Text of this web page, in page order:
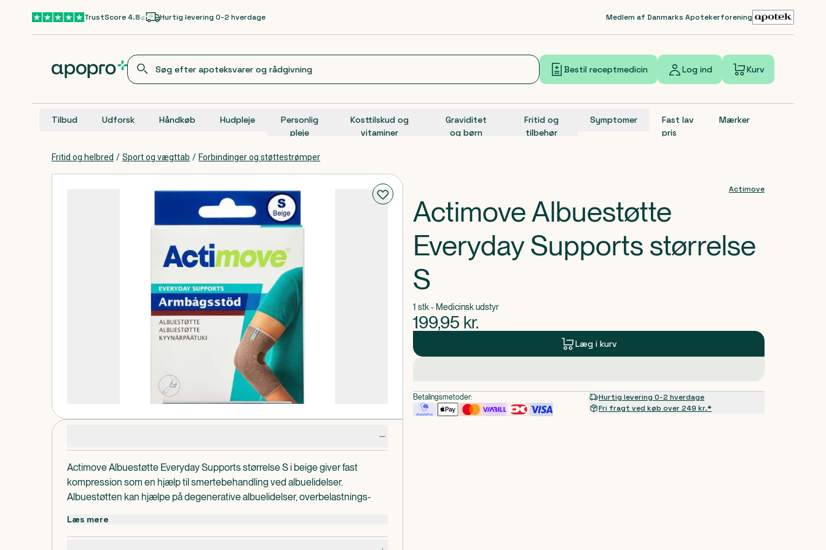
Gå til hovedindholdTrustScore 4.8 Hurtig levering 0-2 hverdage Medlem af Danmarks Apotekerforening
Bestil receptmedicin Log ind Kurv
Tilbud Udforsk Håndkøb Hudpleje
Personlig
pleje
Kosttilskud og
vitaminer
Graviditet
og børn
Fritid og
tilbehør
Symptomer
Fast lav
pris
Mærker
Fritid og helbred / Sport og vægttab / Forbindinger og støttestrømper
Actimove Albuestøtte Everyday Supports størrelse S i beige giver fast
kompression som en hjælp til smertebehandling ved albuelidelser.
Albuestøtten kan hjælpe på degenerative albuelidelser, overbelastnings-
Forstærkede kanter giver lang holdbarhed, og blødt garn giver vedvarende
komfort.
Læs mere
Actimove
Actimove Albuestøtte
Everyday Supports størrelse
S
1 stk - Medicinsk udstyr
199,95 kr.
Læg i kurv
Betalingsmetoder:
Hurtig levering 0-2 hverdage
Fri fragt ved køb over 249 kr.*